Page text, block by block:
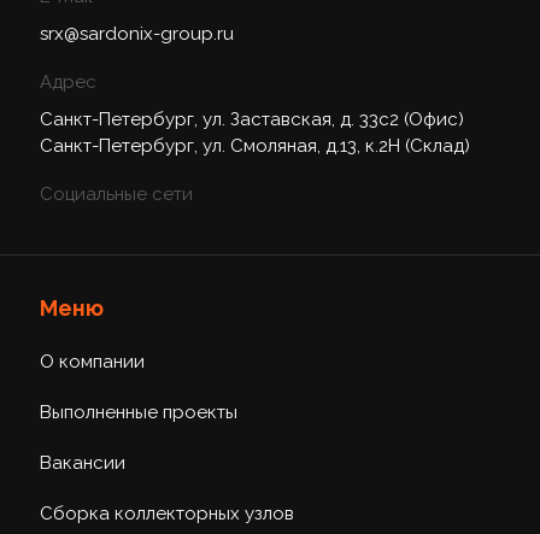
srx@sardonix-group.ru
Адрес
Санкт-Петербург, ул. Заставская, д. 33с2 (Офис)
Санкт-Петербург, ул. Смоляная, д.13, к.2Н (Склад)
Социальные сети
Меню
О компании
Выполненные проекты
Вакансии
Сборка коллекторных узлов